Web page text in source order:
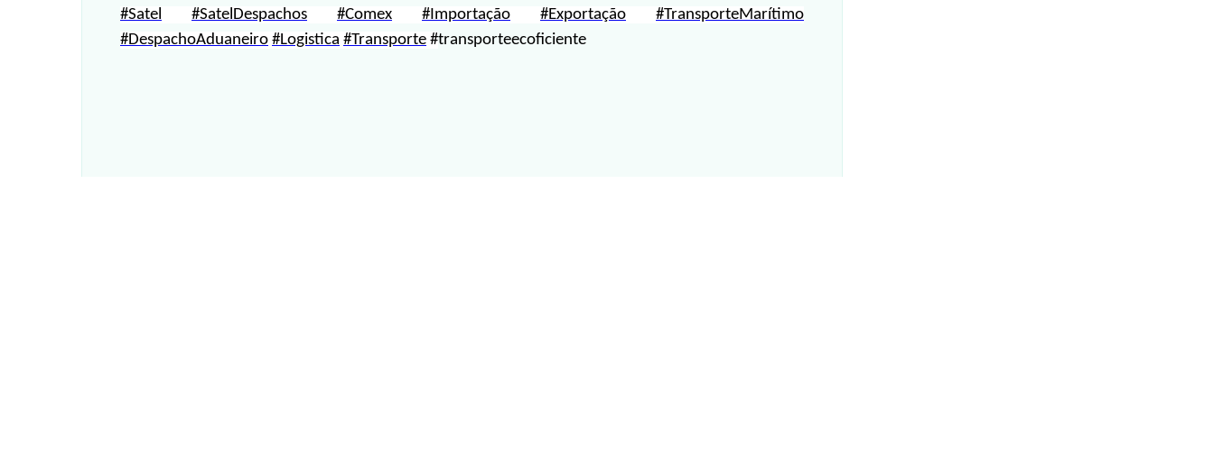
#Satel
#SatelDespachos #Comex #Importação #Exportação
#TransporteMarítimo
#DespachoAduaneiro #Logistica #Transporte #transporteecoficiente